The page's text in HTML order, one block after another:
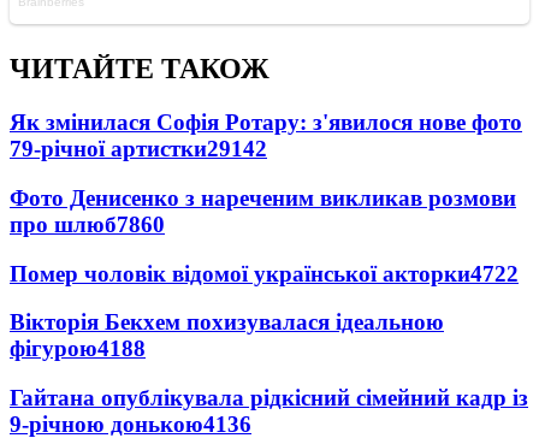
ЧИТАЙТЕ ТАКОЖ
Як змінилася Софія Ротару: з'явилося нове фото
79-річної артистки29142
Фото Денисенко з нареченим викликав розмови
про шлюб7860
Помер чоловік відомої української акторки4722
Вікторія Бекхем похизувалася ідеальною
фігурою4188
Гайтана опублікувала рідкісний сімейний кадр із
9-річною донькою4136